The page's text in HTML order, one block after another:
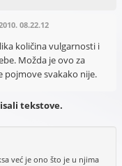
08.22.12
količina vulgarnosti i
Možda je ovo za
pojmove svakako nije.
tekstove.
već je ono što je u njima